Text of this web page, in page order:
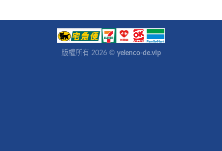
版權所有 2026 © yelenco-de.vip